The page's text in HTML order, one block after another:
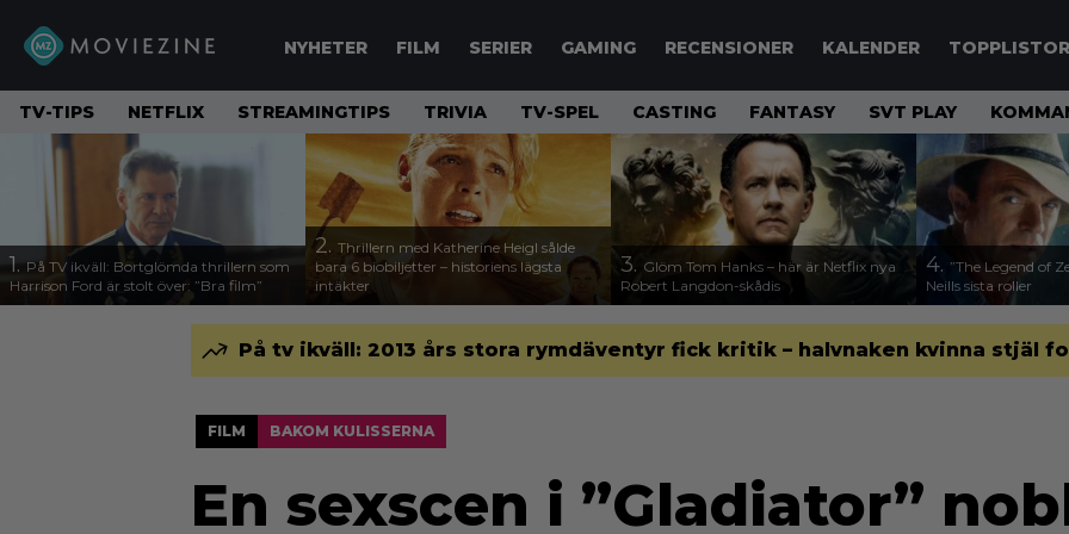
NYHETER FILM SERIER GAMING RECENSIONER KALENDER TOPPLISTOR
TV-TIPS NETFLIX STREAMINGTIPS TRIVIA TV-SPEL CASTING FANTASY SVT PLAY
1. På TV ikväll: Bortglömda thrillern som
Harrison Ford är stolt över: ”Bra film”
2. Thrillern med Katherine Heigl sålde
bara 6 biobiljetter – historiens lägsta
intäkter
3. Glöm Tom Hanks – här är Netflix nya
Robert Langdon-skådis
4. ”The Legend of
Neills sista roller
På tv ikväll: 2013 års stora rymdäventyr fick kritik – halvnaken kvinna stjäl
FILM BAKOM KULISSERNA
En sexscen i ”Gladiator”